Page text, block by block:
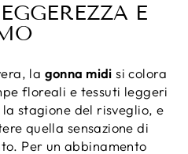
E
la gonna midi si colora
floreali e tessuti leggeri
stagione del risveglio, e
quella sensazione di
Per un abbinamento